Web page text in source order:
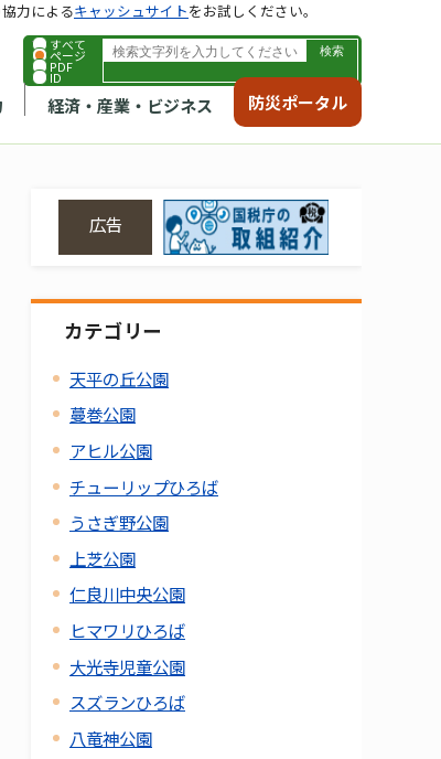
すべて
ページ
PDF
ID
経済・産業・ビジネス 防災ポータル
力によるキャッシュサイトをお試しください。
広告
カテゴリー
天平の丘公園
蔓巻公園
アヒル公園
チューリップひろば
うさぎ野公園
上芝公園
仁良川中央公園
ヒマワリひろば
大光寺児童公園
スズランひろば
八竜神公園